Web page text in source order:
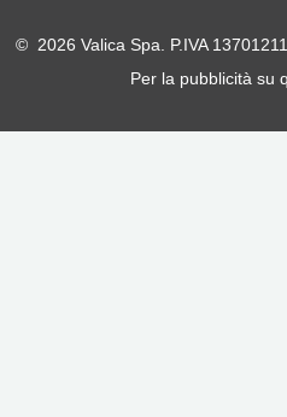
© 2026 Valica Spa. P.IVA
Per la pubblicità su